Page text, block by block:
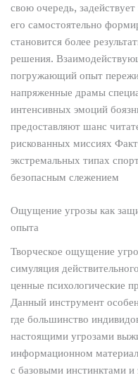
свою очередь,
его самостоятельно
становится более
решения.
погружающий опыт
напряженные драмы
интенсивных эмоций
предоставляют шанс
рискованных миссиях
экстремальных типах
безопасным слежением
Ощущение угрозы как
опыта
Творческое ощущение
симуляция
ценные психологические
Данный инструмент
где большинство
настоящими угрозами
информационном
с базовыми инстинктами